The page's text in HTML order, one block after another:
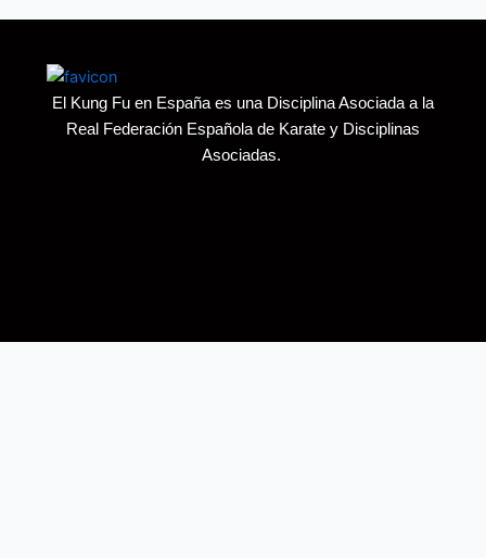
El Kung Fu en España es una Disciplina Asociada a la
Real Federación Española de Karate y Disciplinas
Asociadas.